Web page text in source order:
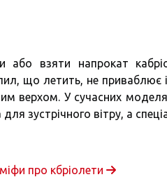
або взяти напрокат
що летить, не приваблює
верхом. У сучасних
зустрічного вітру, а
про кбріолети